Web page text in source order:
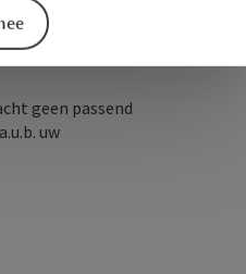
geen passend
uw